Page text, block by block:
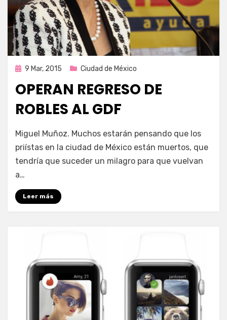
Publicada
9 Mar, 2015 Ciudad de México
OPERAN REGRESO DE
ROBLES AL GDF
Enrique
Miguel Muñoz. Muchos estarán pensando que los
priístas en la ciudad de México están muertos, que
tendría que suceder un milagro para que vuelvan
a…
Leer más